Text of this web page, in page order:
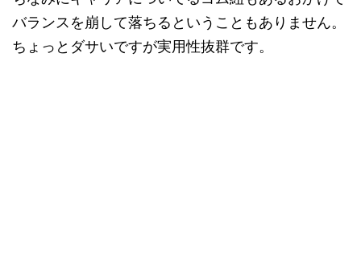
バランスを崩して落ちるということもありません。
ちょっとダサいですが実用性抜群です。